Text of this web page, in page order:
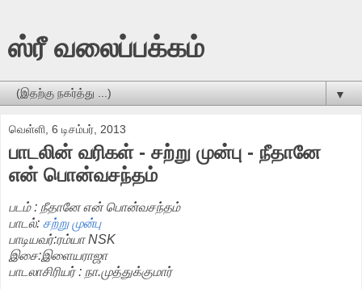
ஸ்ரீ வலைப்பக்கம்
▼
வெள்ளி, 6 டிசம்பர், 2013
பாடலின் வரிகள் - சற்று முன்பு - நீதானே
என் பொன்வசந்தம்
படம் : நீதானே என் பொன்வசந்தம்
பாடல்: சற்று முன்பு
பாடியவர்:ரம்யா NSK
இசை:இளையராஜா
பாடலாசிரியர் : நா.முத்துக்குமார்